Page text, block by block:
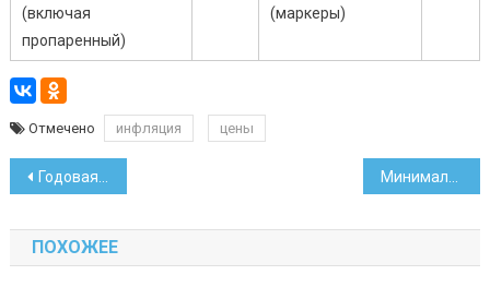
(включая
пропаренный)
(маркеры)
Отмечено инфляция цены
Навигация
по
записям
Годовая инфляция замедляется третий месяц подряд
ПОХОЖЕЕ